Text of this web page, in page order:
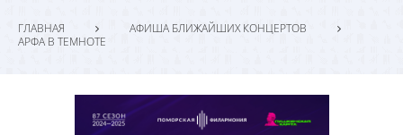
ГЛАВНАЯ
АФИША БЛИЖАЙШИХ КОНЦЕРТОВ
АРФА В ТЕМНОТЕ